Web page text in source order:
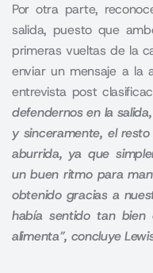
Por otra parte,
salida, puesto que
primeras vueltas de la
enviar un mensaje a la
entrevista post
defendernos en la
y sinceramente, el
aburrida, ya que
un buen ritmo para
obtenido gracias a
había sentido tan bien
alimenta”, concluye